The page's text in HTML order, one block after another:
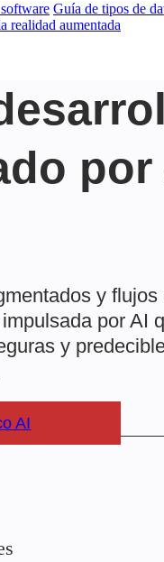
Guía de tipos de
realidad aumentada
por
y flujos
por AI
y
AI